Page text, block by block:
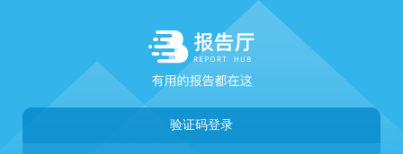
验证码登录